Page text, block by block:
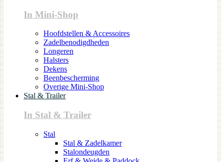
In Mini-Shop
Hoofdstellen & Accessoires
Zadelbenodigdheden
Longeren
Halsters
Dekens
Beenbescherming
Overige Mini-Shop
Stal & Trailer
In Stal & Trailer
Stal
Stal & Zadelkamer
Stalondeugden